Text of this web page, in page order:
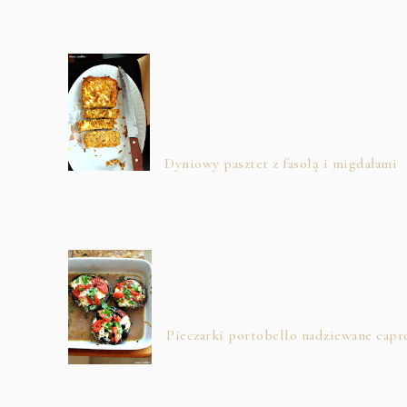
Dyniowy pasztet z fasolą i migdałami
Pieczarki portobello nadziewane